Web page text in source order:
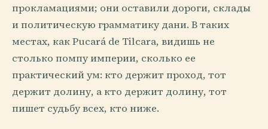
прокламациями; они оставили дороги, склады
и политическую грамматику дани. В таких
местах, как Pucará de Tilcara, видишь не
столько помпу империи, сколько ее
практический ум: кто держит проход, тот
держит долину, а кто держит долину, тот
пишет судьбу всех, кто ниже.